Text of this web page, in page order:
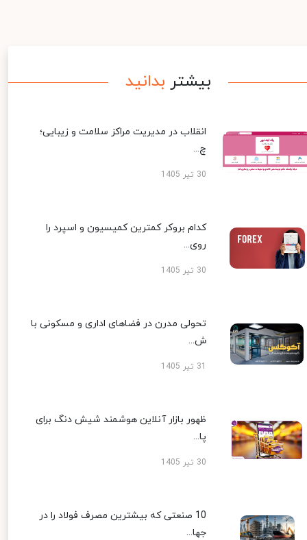
بیشتر بدانید
انقلاب در مدیریت مراکز سلامت و زیبایی؛
چ...
30 تیر 1405
کدام بروکر کمترین کمیسیون و اسپرد را
روی...
30 تیر 1405
تحولی مدرن در فضاهای اداری و مسکونی با
ش...
ظهور بازار آنلاین هوشمند شیش دنگ برای
پا...
30 تیر 1405
10 صنعتی که بیشترین مصرف فولاد را در
جها...